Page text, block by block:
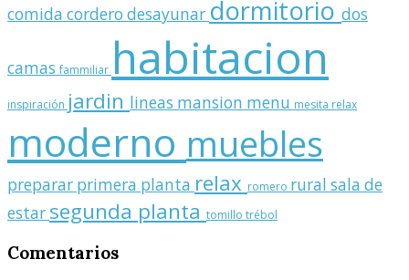
comida cordero desayunar dormitorio dos
camasfammiliar habitacion
inspiración jardin lineas mansion menu mesita relax
moderno muebles
preparar primera planta relax romero rural sala de
estar segunda planta tomillo trébol
Comentarios